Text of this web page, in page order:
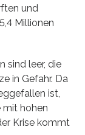
und
Millionen
sind leer, die
in Gefahr. Da
ist,
mit hohen
Krise kommt